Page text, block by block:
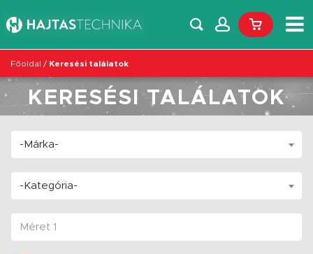
Főoldal / Keresési találatok
KERESÉSI TALÁLATOK
-Márka-
-Kategória-